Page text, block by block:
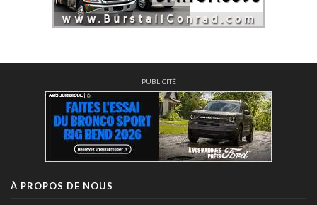
PUBLICITÉ
À PROPOS DE NOUS